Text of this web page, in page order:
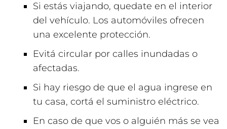
Si estás viajando, quedate en el interior
del vehículo. Los automóviles ofrecen
una excelente protección.
Evitá circular por calles inundadas o
afectadas.
Si hay riesgo de que el agua ingrese en
tu casa, cortá el suministro eléctrico.
En caso de que vos o alguién más se vea